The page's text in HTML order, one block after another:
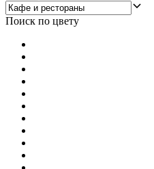
Поиск по цвету